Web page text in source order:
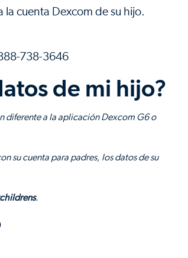
la cuenta Dexcom de su hijo.
738-3646
de mi hijo?
diferente a la aplicación Dexcom G6 o
su cuenta para padres, los datos de su
.